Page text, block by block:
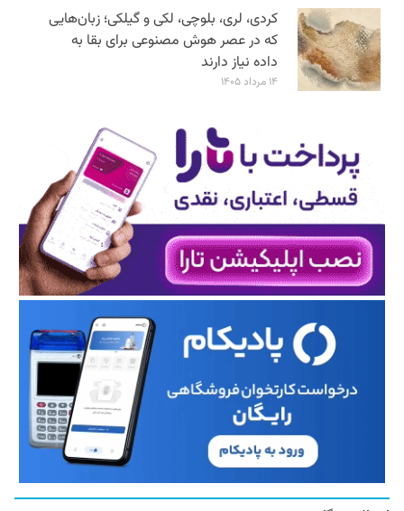
کردی، لری، بلوچی، لکی و گیلکی؛ زبان‌هایی
که در عصر هوش مصنوعی برای بقا به
داده نیاز دارند
۱۴ مرداد ۱۴۰۵